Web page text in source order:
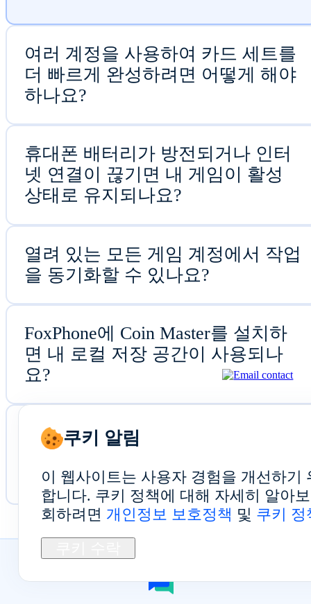
여러 계정을 사용하여 카드 세트를
더 빠르게 완성하려면 어떻게 해야
하나요?
휴대폰 배터리가 방전되거나 인터
넷 연결이 끊기면 내 게임이 활성
상태로 유지되나요?
열려 있는 모든 게임 계정에서 작업
을 동기화할 수 있나요?
FoxPhone에 Coin Master를 설치하
면 내 로컬 저장 공간이 사용되나
요?
클라우드에서 Coin Master 플레이
를 시작하려면 어떻게 해야 하나
요?
쿠키 알림
이 웹사이트는 사용자 경험을 개선하기
합니다. 쿠키 정책에 대해 자세히 알아
회하려면 개인정보 보호정책 및 쿠키 정